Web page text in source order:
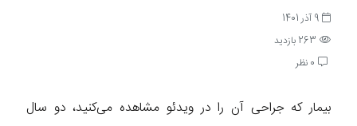
9 آذر 1401
263 بازدید
0 نظر
بیمار که جراحی آن را در ویدئو مشاهده می‌کنید، دو سال